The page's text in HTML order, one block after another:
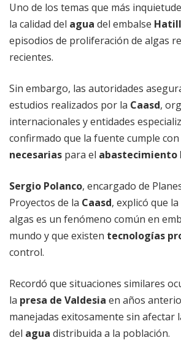
Uno de los temas que más
la calidad del agua del embalse
episodios de proliferación de algas
recientes.
Sin embargo, las autoridades
estudios realizados por la Caasd,
internacionales y entidades
confirmado que la fuente cumple con
necesarias para el abastecimiento
Sergio Polanco, encargado de
Proyectos de la Caasd, explicó que
algas es un fenómeno común en
mundo y que existen tecnologías
control.
Recordó que situaciones similares
la presa de Valdesia en años
manejadas exitosamente sin afectar
del agua distribuida a la población.